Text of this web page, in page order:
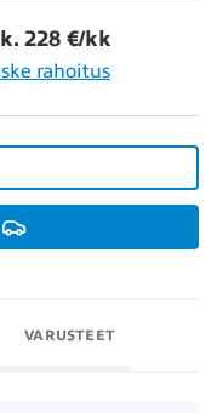
228 €/kk
rahoitus
VARUSTEET